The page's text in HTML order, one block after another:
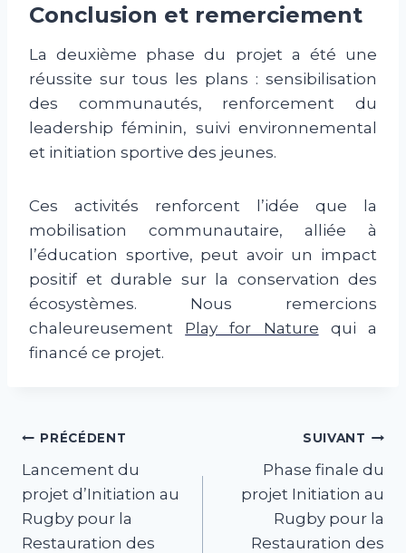
Conclusion et remerciement
La deuxième phase du projet a été une
réussite sur tous les plans : sensibilisation
des communautés, renforcement du
leadership féminin, suivi environnemental
et initiation sportive des jeunes.
Ces activités renforcent l’idée que la
mobilisation communautaire, alliée à
l’éducation sportive, peut avoir un impact
positif et durable sur la conservation des
écosystèmes. Nous remercions
chaleureusement Play for Nature qui a
financé ce projet.
Navigation
de
l’article
PRÉCÉDENT
Lancement du
projet d’Initiation au
Rugby pour la
Restauration des
SUIVANT
Phase finale du
projet Initiation au
Rugby pour la
Restauration des